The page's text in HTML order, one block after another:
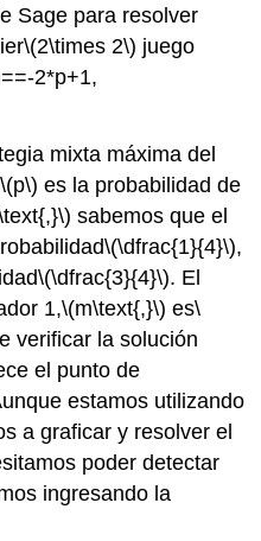
Sage para resolver
\(2\times 2\) juego
2*p+1,
mixta máxima del
\(p\) es la probabilidad de
sabemos que el
\(\dfrac{1}{4}\),
\(\dfrac{3}{4}\). El
1,\(m\text{,}\) es\
verificar la solución
el punto de
estamos utilizando
a graficar y resolver el
poder detectar
ingresando la